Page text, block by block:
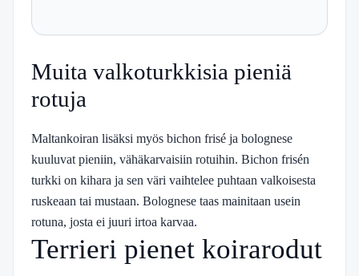
Muita valkoturkkisia pieniä
rotuja
Maltankoiran lisäksi myös bichon frisé ja bolognese
kuuluvat pieniin, vähäkarvaisiin rotuihin. Bichon frisén
turkki on kihara ja sen väri vaihtelee puhtaan valkoisesta
ruskeaan tai mustaan. Bolognese taas mainitaan usein
rotuna, josta ei juuri irtoa karvaa.
Terrieri pienet koirarodut